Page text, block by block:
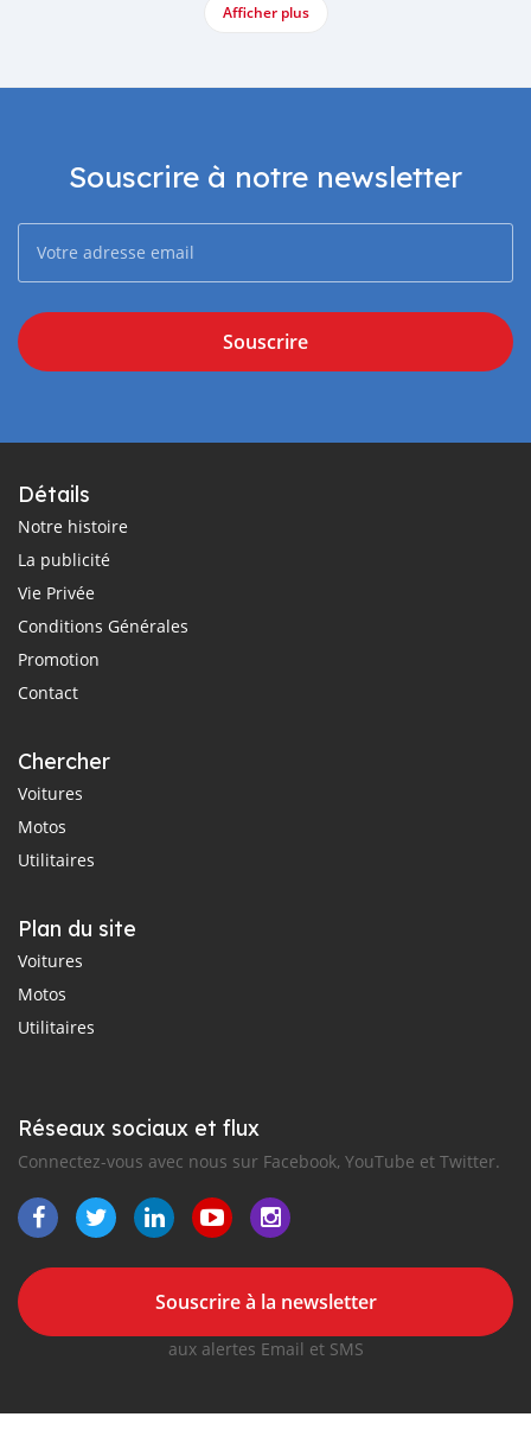
Afficher plus
Souscrire à notre newsletter
Souscrire
Détails
Notre histoire
La publicité
Vie Privée
Conditions Générales
Promotion
Contact
Chercher
Voitures
Motos
Utilitaires
Plan du site
Voitures
Motos
Utilitaires
Réseaux sociaux et flux
Connectez-vous avec nous sur Facebook, YouTube et Twitter.
Souscrire à la newsletter
aux alertes Email et SMS